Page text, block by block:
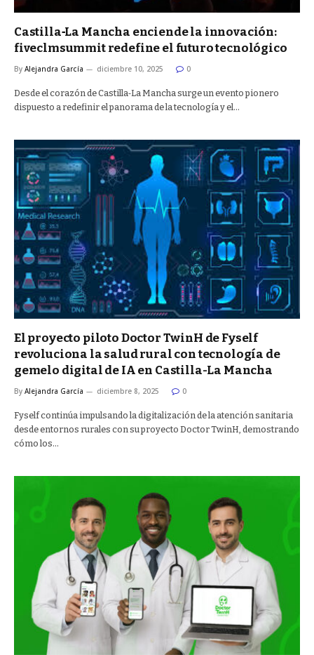
Castilla‑La Mancha enciende la innovación:
fiveclmsummit redefine el futuro tecnológico
By Alejandra García diciembre 10, 2025 0
Desde el corazón de Castilla‑La Mancha surge un evento pionero
dispuesto a redefinir el panorama de la tecnología y el…
El proyecto piloto Doctor TwinH de Fyself
revoluciona la salud rural con tecnología de
gemelo digital de IA en Castilla-La Mancha
By Alejandra García diciembre 8, 2025 0
Fyself continúa impulsando la digitalización de la atención sanitaria
desde entornos rurales con su proyecto Doctor TwinH, demostrando
cómo los…